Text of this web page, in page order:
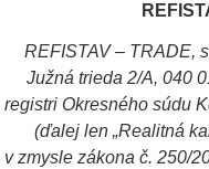
REFISTAV – TRADE,
Južná trieda 2/A, 040
registri Okresného súdu
(ďalej len „Realitná
v zmysle zákona č. 250/